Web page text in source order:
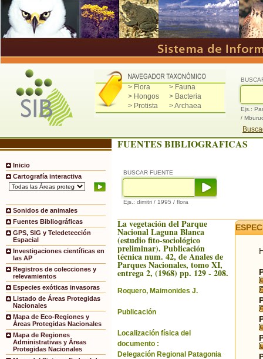
> Flora
> Fauna
> Hongos
> Bacteria
> Protista
> Archaea
Ejs.:
/
Inicio
Cartografía interactiva
Sonidos de animales
Fuentes Bibliográficas
GPS, SIG y Teledetección
Espacial
Investigaciones científicas en
las AP
Registros de colecciones y
relevamientos
Especies exóticas invasoras
Listado de Áreas Protegidas
Nacionales
Mapa de Eco-Regiones y
Áreas Protegidas Nacionales
Mapa de Regiones
Administrativas y Áreas
Protegidas Nacionales
FUENTES BIBLIOGRAFICAS
BUSCAR FUENTE
Ejs.: dimitri / 1995 / flora
La vegetación del Parque
Nacional Laguna Blanca
(estudio fito-sociológico
preliminar). Publicación
técnica num. 42, de Anales de
Parques Nacionales, tomo XI,
entrega 2, (1968) pp. 129 - 208.
Roquero, Maimonides J.
Publicación
Localización física del
documento :
Delegación Regional Patagonia